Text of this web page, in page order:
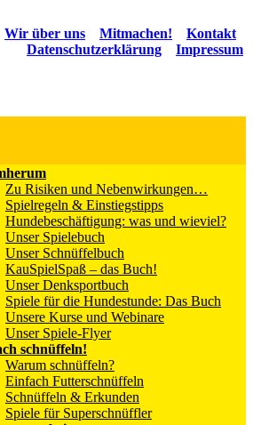
Wir über uns Mitmachen!
Kontakt
Datenschutzerklärung
Impressum
Zu Risiken und Nebenwirkungen…
Spielregeln & Einstiegstipps
Hundebeschäftigung: was und wieviel?
Unser Spielebuch
Unser Schnüffelbuch
KauSpielSpaß – das Buch!
Unser Denksportbuch
Spiele für die Hundestunde: Das Buch
Unsere Kurse und Webinare
Unser Spiele-Flyer
schnüffeln!
Warum schnüffeln?
Einfach Futterschnüffeln
Schnüffeln & Erkunden
Spiele für Superschnüffler